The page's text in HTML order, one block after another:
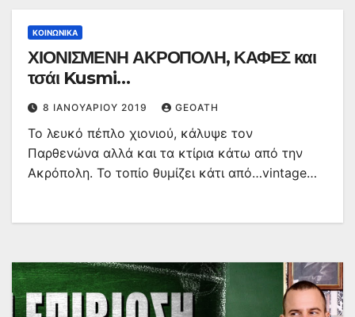
ΚΟΙΝΩΝΙΚΆ
ΧΙΟΝΙΣΜΕΝΗ ΑΚΡΟΠΟΛΗ, ΚΑΦΕΣ και
τσάι Kusmi…
8 ΙΑΝΟΥΑΡΊΟΥ 2019 GEOATH
Το λευκό πέπλο χιονιού, κάλυψε τον
Παρθενώνα αλλά και τα κτίρια κάτω από την
Ακρόπολη. Το τοπίο θυμίζει κάτι από…vintage…